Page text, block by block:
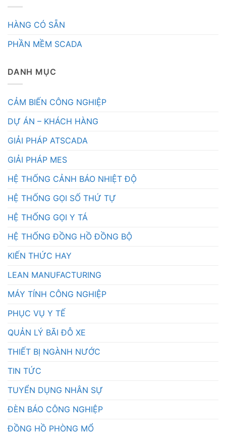
HÀNG CÓ SẴN
PHẦN MỀM SCADA
DANH MỤC
CẢM BIẾN CÔNG NGHIỆP
DỰ ÁN – KHÁCH HÀNG
GIẢI PHÁP ATSCADA
GIẢI PHÁP MES
HỆ THỐNG CẢNH BÁO NHIỆT ĐỘ
HỆ THỐNG GỌI SỐ THỨ TỰ
HỆ THỐNG GỌI Y TÁ
HỆ THỐNG ĐỒNG HỒ ĐỒNG BỘ
KIẾN THỨC HAY
LEAN MANUFACTURING
MÁY TÍNH CÔNG NGHIỆP
PHỤC VỤ Y TẾ
QUẢN LÝ BÃI ĐỖ XE
THIẾT BỊ NGÀNH NƯỚC
TIN TỨC
TUYỂN DỤNG NHÂN SỰ
ĐÈN BÁO CÔNG NGHIỆP
ĐỒNG HỒ PHÒNG MỔ